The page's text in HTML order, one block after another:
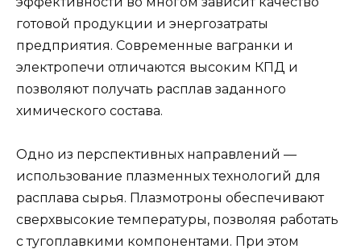
готовой продукции и энергозатраты
предприятия. Современные вагранки и
электропечи отличаются высоким КПД и
позволяют получать расплав заданного
химического состава.
Одно из перспективных направлений —
использование плазменных технологий для
расплава сырья. Плазмотроны обеспечивают
сверхвысокие температуры, позволяя работать
с тугоплавкими компонентами. При этом